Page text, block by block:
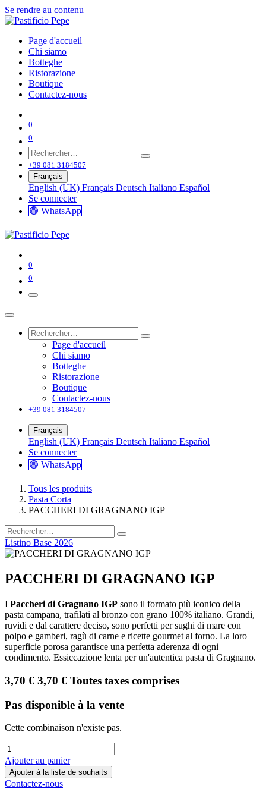
Se rendre au contenu
Page d'accueil
Chi siamo
Botteghe
Ristorazione
Boutique
Contactez-nous
0
0
+39 081 3184507
Français
English (UK) Français Deutsch Italiano Español
Se connecter
🟢 WhatsApp
0
0
Page d'accueil
Chi siamo
Botteghe
Ristorazione
Boutique
Contactez-nous
+39 081 3184507
Français
English (UK) Français Deutsch Italiano Español
Se connecter
🟢 WhatsApp
Tous les produits
Pasta Corta
PACCHERI DI GRAGNANO IGP
Listino Base 2026
PACCHERI DI GRAGNANO IGP
I Paccheri di Gragnano IGP sono il formato più iconico della
pasta campana, trafilati al bronzo con grano 100% italiano. Grandi,
ruvidi e dal carattere deciso, sono perfetti per sughi di mare con
polpo e gamberi, ragù di carne e ricette gourmet al forno. La loro
superficie porosa garantisce una perfetta aderenza di ogni
condimento. Essiccazione lenta per un'autentica pasta di Gragnano.
3,70 € 3,70€ Toutes taxes comprises
Pas disponible à la vente
Cette combinaison n'existe pas.
Ajouter au panier
Ajouter à la liste de souhaits
Contactez-nous